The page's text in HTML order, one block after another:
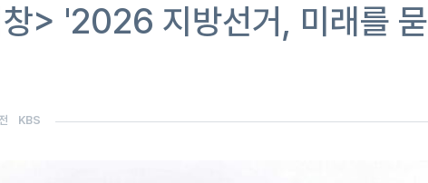
> '2026 지방선거, 미래를 묻
KBS